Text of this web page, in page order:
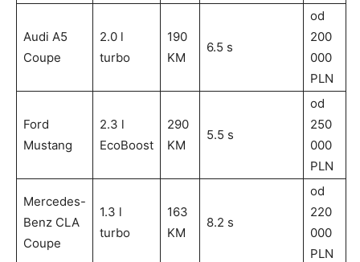
Audi A5
Coupe
2.0 l
turbo
190
KM
6.5 s
od
200
000
PLN
Ford
Mustang
2.3 l
EcoBoost
290
⁤KM
5.5 s
od
250
000
PLN
Mercedes-
Benz CLA
Coupe
1.3 l
turbo
163
KM
8.2 s
od
220 ​
000
⁣PLN